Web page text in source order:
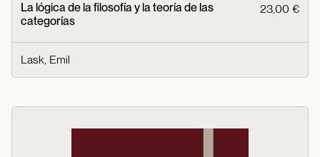
La lógica de la filosofía y la teoría de las
categorías
23,00 €
Lask, Emil